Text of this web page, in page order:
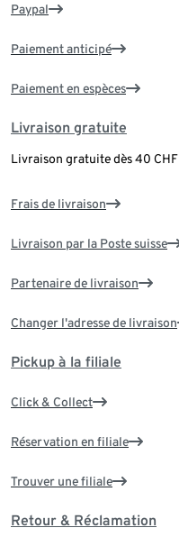
Paypal
Paiement anticipé
Paiement en espèces
Livraison gratuite
Livraison gratuite dès 40 CHF
Frais de livraison
Livraison par la Poste suisse
Partenaire de livraison
Changer l'adresse de livraison
Pickup à la filiale
Click & Collect
Réservation en filiale
Trouver une filiale
Retour & Réclamation